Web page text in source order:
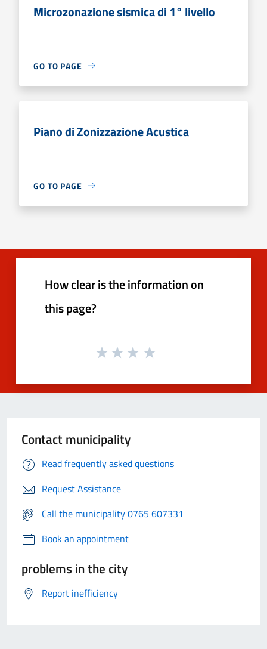
Microzonazione sismica di 1° livello
GO TO PAGE
Piano di Zonizzazione Acustica
GO TO PAGE
How clear is the information on
this page?
Contact municipality
Read frequently asked questions
Request Assistance
Call the municipality 0765 607331
Book an appointment
problems in the city
Report inefficiency